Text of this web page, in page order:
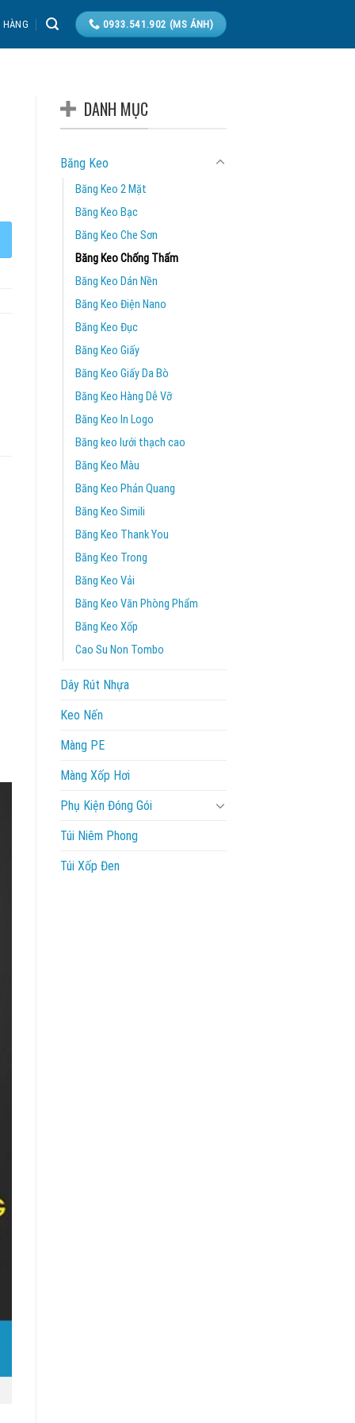
0933.541.902 (MS ÁNH)
DANH MỤC
Băng Keo
Băng Keo 2 Mặt
Băng Keo Bạc
Băng Keo Che Sơn
Băng Keo Chống Thấm
Băng Keo Dán Nền
Băng Keo Điện Nano
Băng Keo Đục
Băng Keo Giấy
Băng Keo Giấy Da Bò
Băng Keo Hàng Dễ Vỡ
Băng Keo In Logo
Băng keo lưới thạch cao
Băng Keo Màu
Băng Keo Phản Quang
Băng Keo Simili
Băng Keo Thank You
Băng Keo Trong
Băng Keo Vải
Băng Keo Văn Phòng Phẩm
Băng Keo Xốp
Cao Su Non Tombo
Dây Rút Nhựa
Keo Nến
Màng PE
Màng Xốp Hơi
Phụ Kiện Đóng Gói
Túi Niêm Phong
Túi Xốp Đen